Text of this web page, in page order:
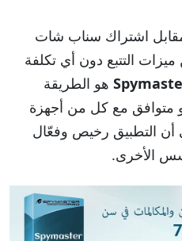
اشتراك سناب شات
التتبع دون أي تكلفة
هو الطريقة
متوافق مع كل من أجهزة
أن التطبيق رخيص وفعّال
الأخرى.